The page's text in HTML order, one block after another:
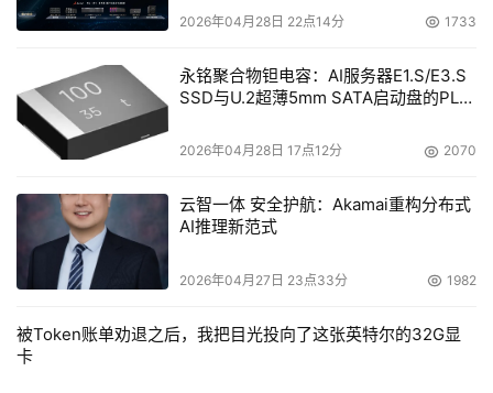
2026年04月28日 22点14分 1733
永铭聚合物钽电容：AI服务器E1.S/E3.S
SSD与U.2超薄5mm SATA启动盘的PLP
2026年04月28日 17点12分 2070
云智一体 安全护航：Akamai重构分布式
AI推理新范式
2026年04月27日 23点33分 1982
被Token账单劝退之后，我把目光投向了这张英特尔的32G显
卡